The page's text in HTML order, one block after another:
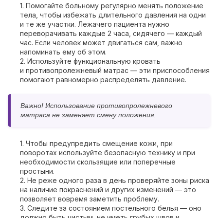
1. Помогайте больному регулярно менять положение
тела, чтобы избежать длительного давления на одни
и те же участки. Лежачего пациента нужно
переворачивать каждые 2 часа, сидячего — каждый
час. Если человек может двигаться сам, важно
напоминать ему об этом.
2. Используйте функциональную кровать
и противопролежневый матрас — эти приспособления
помогают равномерно распределять давление.
Важно! Использование противопролежневого
матраса не заменяет смену положения.
1. Чтобы предупредить смещение кожи, при
поворотах используйте безопасную технику и при
необходимости скользящие или поперечные
простыни.
2. Не реже одного раза в день проверяйте зоны риска
на наличие покраснений и других изменений — это
позволяет вовремя заметить проблему.
3. Следите за состоянием постельного белья — оно